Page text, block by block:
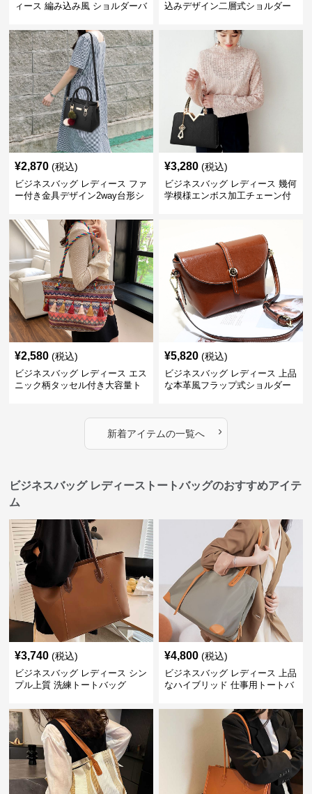
ィース 編み込み風 ショルダーバ
込みデザイン二層式ショルダー
¥2,870 (税込)
ビジネスバッグ レディース ファ
ー付き金具デザイン2way台形シ
¥3,280 (税込)
ビジネスバッグ レディース 幾何
学模様エンボス加工チェーン付
¥2,580 (税込)
ビジネスバッグ レディース エス
ニック柄タッセル付き大容量ト
¥5,820 (税込)
ビジネスバッグ レディース 上品
な本革風フラップ式ショルダー
新着アイテムの一覧へ ›
ビジネスバッグ レディーストートバッグのおすすめアイテ
ム
¥3,740 (税込)
ビジネスバッグ レディース シン
プル上質 洗練トートバッグ
¥4,800 (税込)
ビジネスバッグ レディース 上品
なハイブリッド 仕事用トートバ